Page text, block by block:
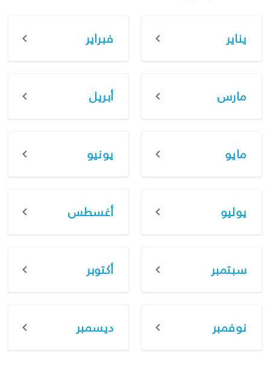
يناير فبراير
مارس أبريل
مايو يونيو
يوليو أغسطس
سبتمبر أكتوبر
نوفمبر ديسمبر